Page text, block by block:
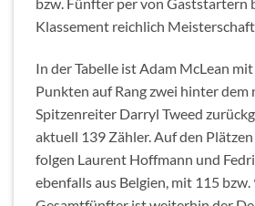
bzw. Fünfter per von Gaststartern
Klassement reichlich
In der Tabelle ist Adam McLean
Punkten auf Rang zwei hinter dem
Spitzenreiter Darryl Tweed
aktuell 139 Zähler. Auf den
folgen Laurent Hoffmann und
ebenfalls aus Belgien, mit 115